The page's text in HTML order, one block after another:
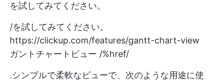
を試してみてください。
/を試してみてください。
https://clickup.com/features/gantt-chart-view
ガントチャートビュー /%href/
.シンプルで柔軟なビューで、次のような用途に使